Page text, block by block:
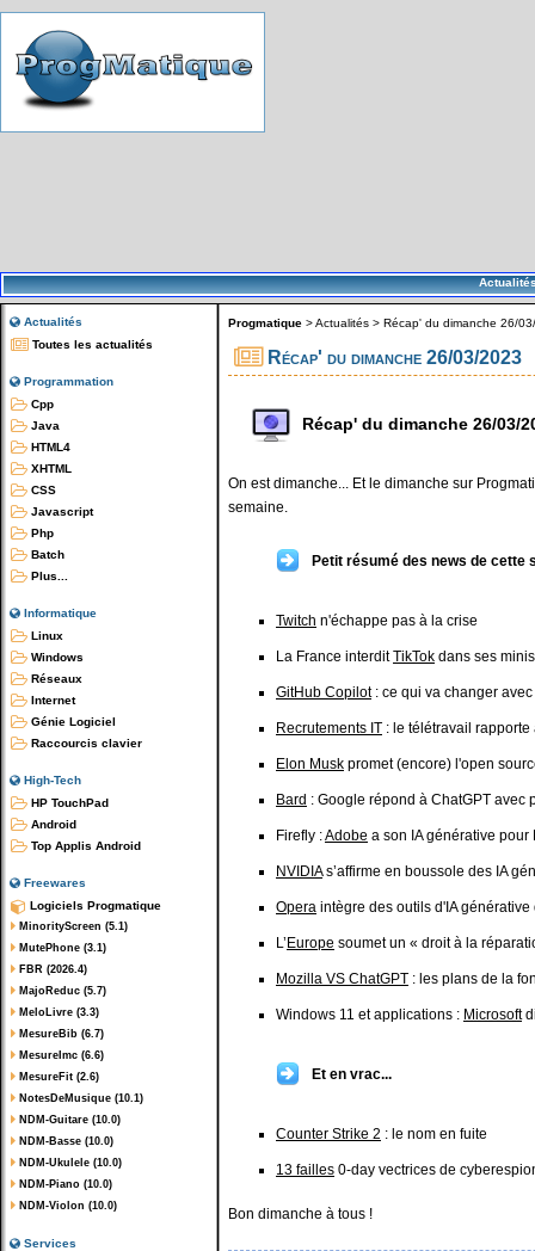
Actualités
Toutes les actualités
Programmation
Cpp
Java
HTML4
XHTML
CSS
Javascript
Php
Batch
Plus...
Informatique
Linux
Windows
Réseaux
Internet
Génie Logiciel
Raccourcis clavier
High-Tech
HP TouchPad
Android
Top Applis Android
Freewares
Logiciels Progmatique
MinorityScreen (5.1)
MutePhone (3.1)
FBR (2026.4)
MajoReduc (5.7)
MeloLivre (3.3)
MesureBib (6.7)
MesureImc (6.6)
MesureFit (2.6)
NotesDeMusique (10.1)
NDM-Guitare (10.0)
NDM-Basse (10.0)
NDM-Ukulele (10.0)
NDM-Piano (10.0)
NDM-Violon (10.0)
Services
Progmatique >Actualités > Récap' du dimanche 26/
Récap' du dimanche 26/03/2023
Récap' du dimanche 26/03/
On est dimanche... Et le dimanche sur
semaine.
Petit résumé des news de cette
Twitch n'échappe pas à la crise
La France interditTikTok dans ses
GitHub Copilot: ce qui va changer avec
Recrutements IT : le télétravail rapporte
Elon Musk promet (encore) l'open
Bard : Google répond à ChatGPT avec
Firefly :Adobe a son IA générative pour
NVIDIAs’affirme en boussole des IA
Opera intègre des outils d'IA
L’ Europe soumet un « droit à la
Mozilla VS ChatGPT : les plans de la
Windows 11 et applications : Microsoft
Et en vrac...
Counter Strike 2 : le nom en fuite
13 failles 0-day vectrices de
Bon dimanche à tous !